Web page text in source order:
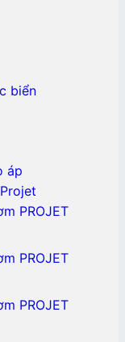
biển
áp
PROJET
PROJET
PROJET